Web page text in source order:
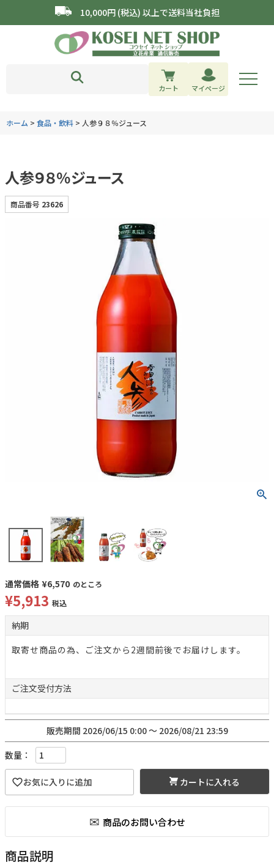
10,000円 (税込) 以上で送料当社負担
カート マイページ
ホーム 食品・飲料 人参９８％ジュース
人参９８％ジュース
商品番号 23626
通常価格 ¥6,570 のところ
¥5,913 税込
納期
取寄せ商品の為、ご注文から2週間前後でお届けします。
ご注文受付方法
販売期間 2026/06/15 0:00〜 2026/08/21 23:59
カートに入れる
商品説明